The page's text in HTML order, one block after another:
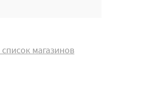
список магазинов